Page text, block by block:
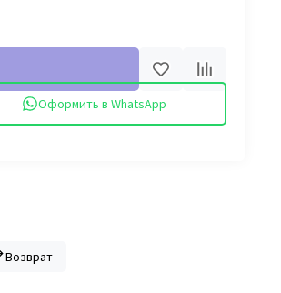
Оформить в WhatsApp
Возврат